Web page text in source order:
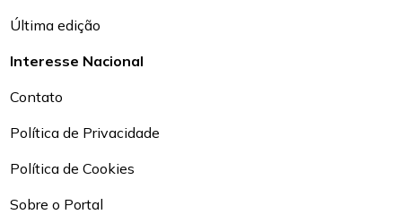
Última edição
Interesse Nacional
Contato
Política de Privacidade
Política de Cookies
Sobre o Portal